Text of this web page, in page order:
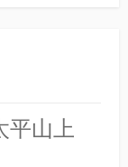
平山上